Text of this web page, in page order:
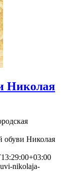
Николая
обуви Николая
nikolaja-